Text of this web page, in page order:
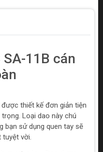
SA-11B cán
thiết kế đơn giản tiện
Loại dao này chú
bạn sử dụng quen tay sẽ
tuyệt vời.